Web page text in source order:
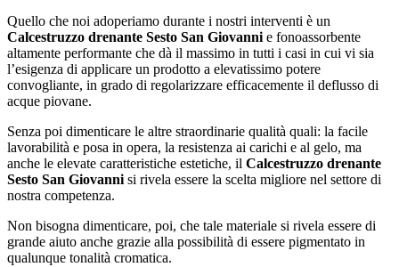
Quello che noi adoperiamo durante i nostri interventi è un
Calcestruzzo drenante Sesto San Giovanni e fonoassorbente
altamente performante che dà il massimo in tutti i casi in cui vi sia
l’esigenza di applicare un prodotto a elevatissimo potere
convogliante, in grado di regolarizzare efficacemente il deflusso di
acque piovane.
Senza poi dimenticare le altre straordinarie qualità quali: la facile
lavorabilità e posa in opera, la resistenza ai carichi e al gelo, ma
anche le elevate caratteristiche estetiche, il Calcestruzzo drenante
Sesto San Giovanni si rivela essere la scelta migliore nel settore di
nostra competenza.
Non bisogna dimenticare, poi, che tale materiale si rivela essere di
grande aiuto anche grazie alla possibilità di essere pigmentato in
qualunque tonalità cromatica.